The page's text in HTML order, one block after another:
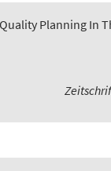
Planning In